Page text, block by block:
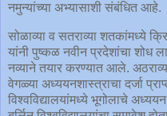
नमुन्यांच्या अभ्यासाशी संबंधित आहे.
सोळाव्या व सतराव्या शतकांमध्ये
यांनी पुष्कळ नवीन प्रदेशांचा शोध
नव्याने तयार करण्यात आले.
वेगळ्या अध्ययनशास्त्राचा दर्जा
विश्वविद्यालयांमध्ये भूगोलाचे